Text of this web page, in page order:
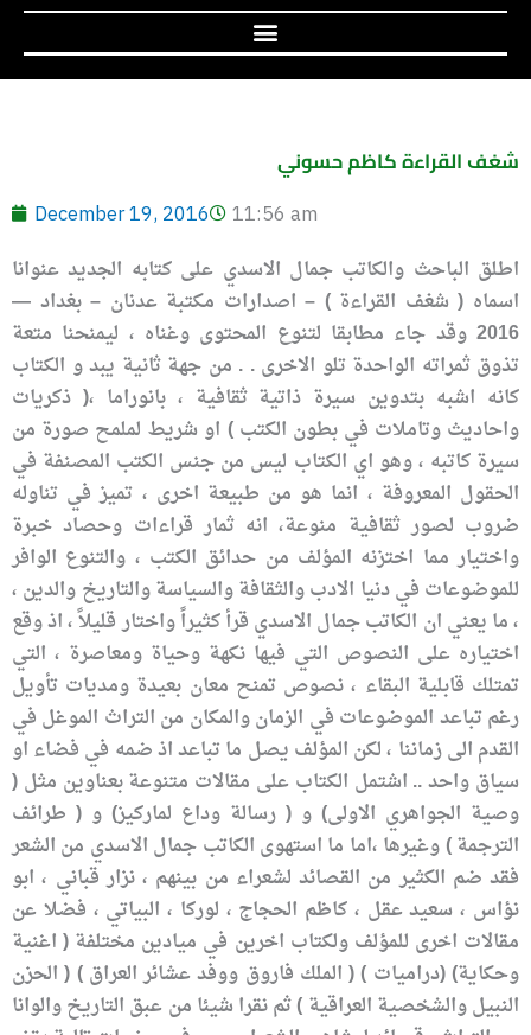
شغف القراءة كاظم حسوني
December 19, 2016 11:56 am
اطلق الباحث والكاتب جمال الاسدي على كتابه الجديد عنوانا
اسماه ( شغف القراءة ) – اصدارات مكتبة عدنان – بغداد —
2016 وقد جاء مطابقا لتنوع المحتوى وغناه ، ليمنحنا متعة
تذوق ثمراته الواحدة تلو الاخرى . . من جهة ثانية يبد و الكتاب
كانه اشبه بتدوين سيرة ذاتية ثقافية ، بانوراما ،( ذكريات
واحاديث وتاملات في بطون الكتب ) او شريط لملمح صورة من
سيرة كاتبه ، وهو اي الكتاب ليس من جنس الكتب المصنفة في
الحقول المعروفة ، انما هو من طبيعة اخرى ، تميز في تناوله
ضروب لصور ثقافية منوعة، انه ثمار قراءات وحصاد خبرة
واختيار مما اختزنه المؤلف من حدائق الكتب ، والتنوع الوافر
للموضوعات في دنيا الادب والثقافة والسياسة والتاريخ والدين ،
، ما يعني ان الكاتب جمال الاسدي قرأ كثيراً واختار قليلاً ، اذ وقع
اختياره على النصوص التي فيها نكهة وحياة ومعاصرة ، التي
تمتلك قابلية البقاء ، نصوص تمنح معان بعيدة ومديات تأويل
رغم تباعد الموضوعات في الزمان والمكان من التراث الموغل في
القدم الى زماننا ، لكن المؤلف يصل ما تباعد اذ ضمه في فضاء او
سياق واحد .. اشتمل الكتاب على مقالات متنوعة بعناوين مثل (
وصية الجواهري الاولى) و ( رسالة وداع لماركيز) و ( طرائف
الترجمة ) وغيرها ،اما ما استهوى الكاتب جمال الاسدي من الشعر
فقد ضم الكثير من القصائد لشعراء من بينهم ، نزار قباني ، ابو
نؤاس ، سعيد عقل ، كاظم الحجاج ، لوركا ، البياتي ، فضلا عن
مقالات اخرى للمؤلف ولكتاب اخرين في ميادين مختلفة ( اغنية
وحكاية) (دراميات ) ( الملك فاروق ووفد عشائر العراق ) ( الحزن
النبيل والشخصية العراقية ) ثم نقرا شيئا من عبق التاريخ والوانا